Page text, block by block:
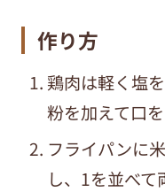
作り方
鶏肉は軽く塩
粉を加えて口
フライパンに
し、1を並べて